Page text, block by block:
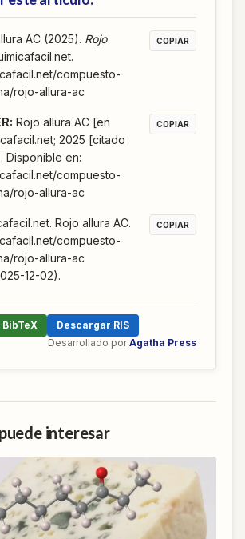
AC (2025). Rojo
compuesto-
rojo-allura-ac
COPIAR
: Rojo allura AC [en
2025 [citado
Disponible en:
compuesto-
rojo-allura-ac
COPIAR
Rojo allura AC.
compuesto-
rojo-allura-ac
12-02).
COPIAR
Descargar RIS
Desarrollado por Agatha Press
interesar